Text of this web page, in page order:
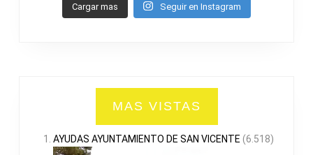
Cargar mas Seguir en Instagram
MAS VISTAS
AYUDAS AYUNTAMIENTO DE SAN VICENTE (6.518)